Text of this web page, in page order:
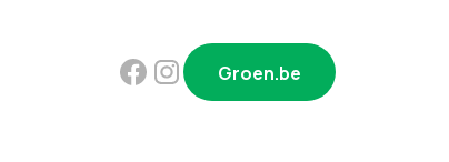
Groen.be